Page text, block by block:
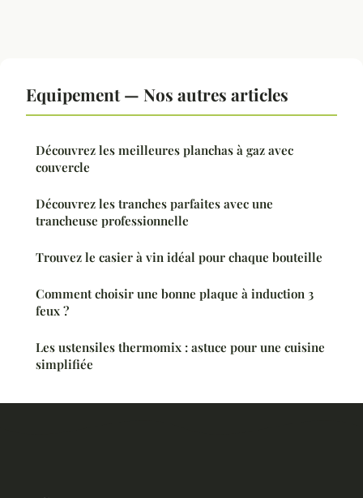
Equipement — Nos autres articles
Découvrez les meilleures planchas à gaz avec
couvercle
Découvrez les tranches parfaites avec une
trancheuse professionnelle
Trouvez le casier à vin idéal pour chaque bouteille
Comment choisir une bonne plaque à induction 3
feux ?
Les ustensiles thermomix : astuce pour une cuisine
simplifiée